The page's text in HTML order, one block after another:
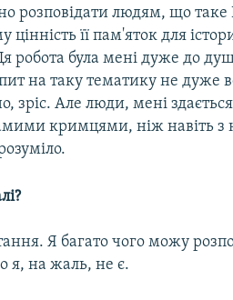
розповідати людям, що
цінність її пам'яток для
робота була мені дуже до
на таку тематику не дуже
зріс. Але люди, мені
кримцями, ніж навіть з
Я багато чого можу
я, на жаль, не є.